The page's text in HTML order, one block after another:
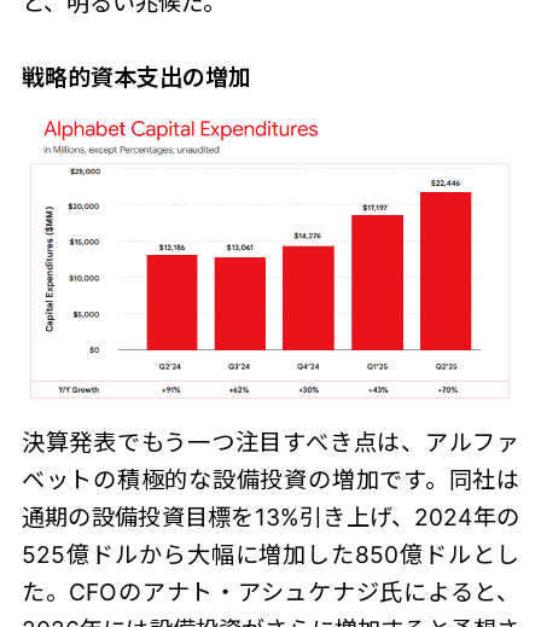
戦略的資本支出の増加
決算発表でもう一つ注目すべき点は、アルファ
ベットの積極的な設備投資の増加です。同社は
通期の設備投資目標を13%引き上げ、2024年の
525億ドルから大幅に増加した850億ドルとし
た。CFOのアナト・アシュケナジ氏によると、